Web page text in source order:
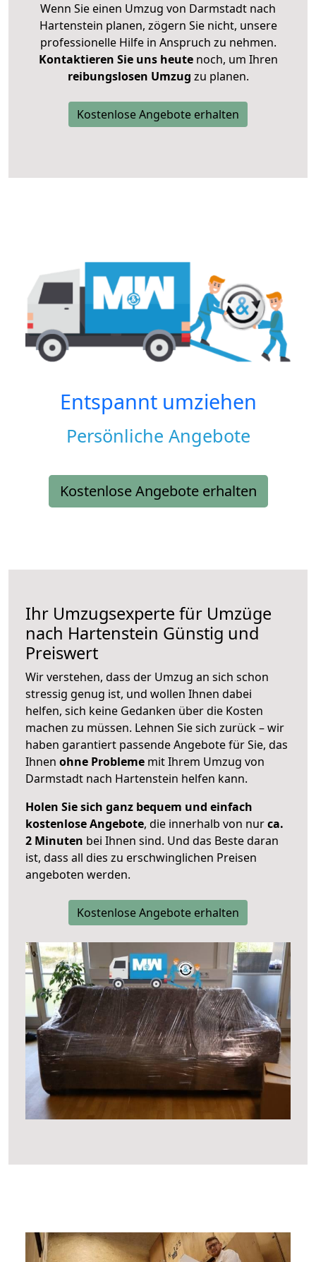
Wenn Sie einen Umzug von Darmstadt nach
Hartenstein planen, zögern Sie nicht, unsere
professionelle Hilfe in Anspruch zu nehmen.
Kontaktieren Sie uns heutenoch, um Ihren
reibungslosen Umzug zu planen.
Kostenlose Angebote erhalten
Entspannt umziehen
Persönliche Angebote
Kostenlose Angebote erhalten
Ihr Umzugsexperte für Umzüge
nach Hartenstein Günstig und
Preiswert
Wir verstehen, dass der Umzug an sich schon
stressig genug ist, und wollen Ihnen dabei
helfen, sich keine Gedanken über die Kosten
machen zu müssen. Lehnen Sie sich zurück – wir
haben garantiert passende Angebote für Sie, das
Ihnen ohne Probleme mit Ihrem Umzug von
Darmstadt nach Hartenstein helfen kann.
Holen Sie sich ganz bequem und einfach
kostenlose Angebote, die innerhalb von nurca.
2 Minuten bei Ihnen sind. Und das Beste daran
ist, dass all dies zu erschwinglichen Preisen
angeboten werden.
Kostenlose Angebote erhalten